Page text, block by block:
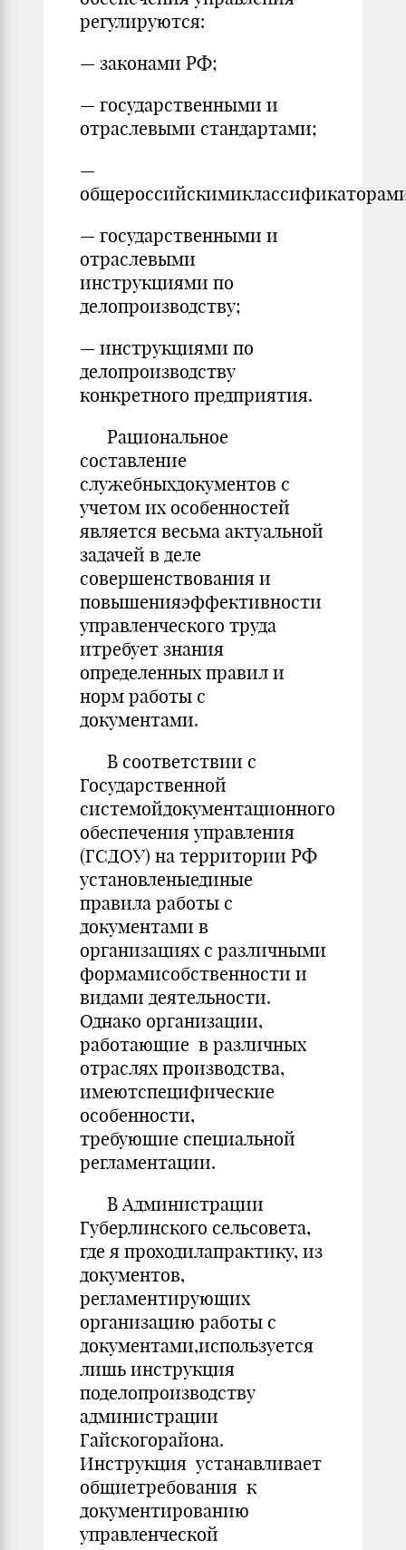
регулируются:
— законами РФ;
— государственными и
отраслевыми стандартами;
—
— государственными и
отраслевыми
инструкциями по
делопроизводству;
— инструкциями по
делопроизводству
конкретного предприятия.
Рациональное
составление
служебныхдокументов с
учетом их особенностей
является весьма актуальной
задачей в деле
совершенствования и
повышенияэффективности
управленческого труда
итребует знания
определенных правил и
норм работы с
документами.
В соответствии с
Государственной
системойдокументационного
обеспечения управления
(ГСДОУ) на территории РФ
установленыединые
правила работы с
документами в
организациях с различными
формамисобственности и
видами деятельности.
Однако организации,
работающие в различных
отраслях производства,
имеютспецифические
особенности,
требующие специальной
регламентации.
В Администрации
Губерлинского сельсовета,
где я проходилапрактику, из
документов,
регламентирующих
организацию работы с
документами,используется
лишь инструкция
поделопроизводству
администрации
Гайскогорайона.
Инструкция устанавливает
общиетребования к
документированию
управленческой